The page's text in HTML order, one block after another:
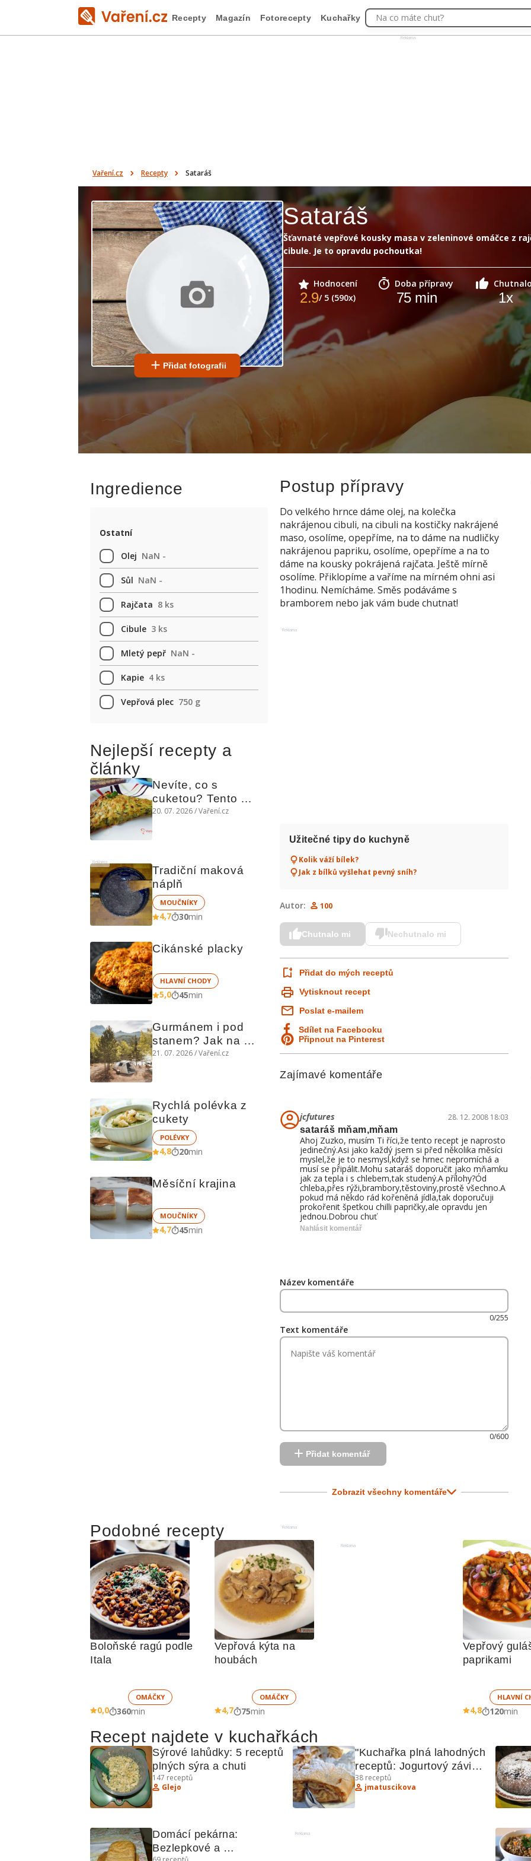
Reklama
Recepty Magazín Fotorecepty Kuchařky Na co máte chuť?
Vaření.cz Recepty Sataráš
Přidat fotografii
Sataráš
Šťavnaté vepřové kousky masa v zeleninové omáčce z
cibule. Je to opravdu pochoutka!
Hodnocení
2.9/ 5 (590x)
Doba přípravy
75min 1x
Ingredience
Ostatní
Olej NaN -
Sůl NaN -
Rajčata 8 ks
Cibule 3 ks
Mletý pepř NaN -
Kapie 4 ks
Vepřová plec 750 g
Nejlepší recepty a
články
Nevíte, co s
cuketou? Tento
levný slaný koláč
20. 07. 2026 / Vaření.cz
Reklama
Tradiční maková
náplň
MOUČNÍKY
4,7 30min
Cikánské placky
HLAVNÍ CHODY
5,0 45min
Gurmánem i pod
stanem? Jak na
polní kuchyni a na
21. 07. 2026 / Vaření.cz
Rychlá polévka z
cukety
POLÉVKY
4,8 20min
Měsíční krajina
MOUČNÍKY
4,7 45min
Postup přípravy
Do velkého hrnce dáme olej, na kolečka
nakrájenou cibuli, na cibuli na kostičky nakrájené
maso, osolíme, opepříme, na to dáme na nudličky
nakrájenou papriku, osolíme, opepříme a na to
dáme na kousky pokrájená rajčata. Ještě mírně
osolíme. Přiklopíme a vaříme na mírném ohni asi
1hodinu. Nemícháme. Směs podáváme s
bramborem nebo jak vám bude chutnat!
Reklama
Užitečné tipy do kuchyně
Kolik váží bílek?
Jak z bílků vyšlehat pevný sníh?
Autor: 100
Chutnalo mi Nechutnalo mi
Přidat do mých receptů
Vytisknout recept
Poslat e-mailem
Sdílet na Facebooku
Připnout na Pinterest
Zajímavé komentáře
jcfutures
28. 12. 2008 18:03
sataráš mňam,mňam
Ahoj Zuzko, musím Ti říci,že tento recept je naprosto
jedinečný.Asi jako každý jsem si před několika měsíci
myslel,že je to nesmysl,když se hrnec nepromíchá a
musí se připálit.Mohu sataráš doporučit jako mňamku
jak za tepla i s chlebem,tak studený.A přílohy?Ód
chleba,přes rýži,brambory,těstoviny,prostě všechno.A
pokud má někdo rád kořeněná jídla,tak doporučuji
prokořenit špetkou chilli papričky,ale opravdu jen
jednou.Dobrou chuť
Nahlásit komentář
Název komentáře
0/255
Text komentáře
0/600
Přidat komentář
Zobrazit všechny komentáře
Reklama
Podobné recepty
Boloňské ragú podle
Itala
OMÁČKY
0,0 360min
Vepřová kýta na
houbách
OMÁČKY
4,7 75min
Reklama
Vepřový
HLAVNÍ
4,8 120min
Recept najdete v kuchařkách
Sýrové lahůdky: 5 receptů
plných sýra a chuti
147 receptů
Glejo
"Kuchařka plná lahodných
receptů: Jogurtový závin,
Nudle se špenátem,
Skořicový chlebíček"
38 receptů
jmatuscikova
Domácí pekárna:
Bezlepkové a
Reklama